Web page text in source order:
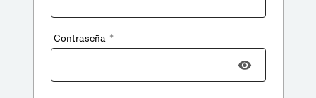
Contraseña *